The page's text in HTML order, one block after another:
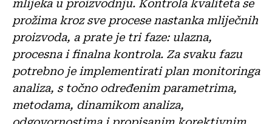
mlijeka u proizvodnju. Kontrola kvaliteta se
prožima kroz sve procese nastanka mliječnih
proizvoda, a prate je tri faze: ulazna,
procesna i finalna kontrola. Za svaku fazu
potrebno je implementirati plan monitoringa
analiza, s točno određenim parametrima,
metodama, dinamikom analiza,